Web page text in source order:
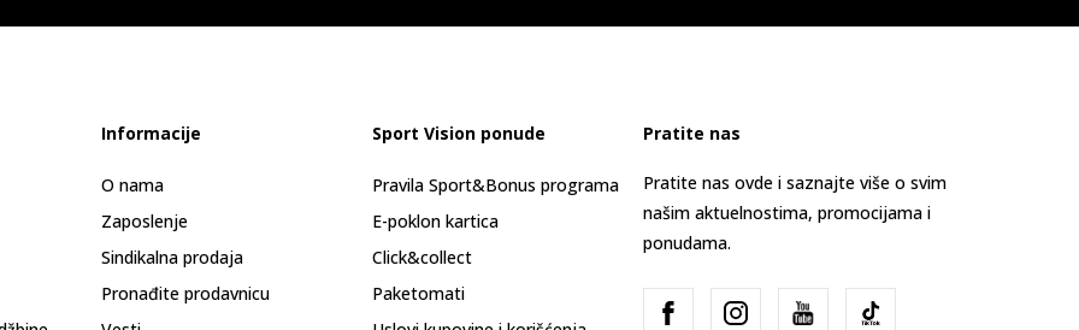
Informacije
O nama
Zaposlenje
Sindikalna prodaja
Pronađite prodavnicu
Sport Vision ponude
Pravila Sport&Bonus programa
E-poklon kartica
Click&collect
Paketomati
Pratite nas
Pratite nas ovde i saznajte više o svim
našim aktuelnostima, promocijama i
ponudama.